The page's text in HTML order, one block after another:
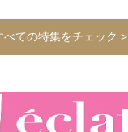
べての特集をチェック >